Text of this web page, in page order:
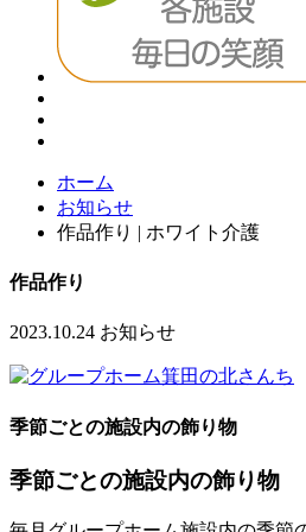
ホーム
お知らせ
作品作り | ホワイト介護
作品作り
2023.10.24 お知らせ
季節ごとの施設内の飾り物
季節ごとの施設内の飾り物